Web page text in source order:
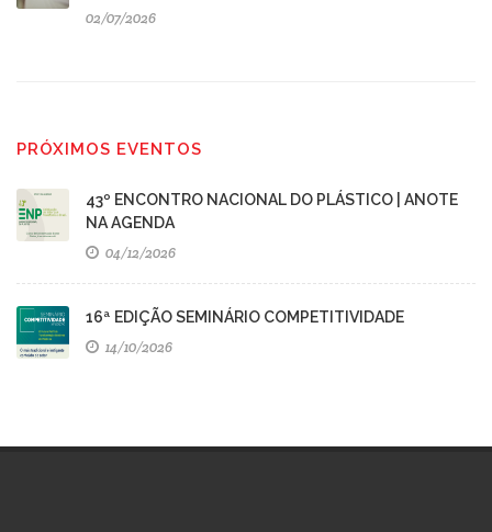
02/07/2026
PRÓXIMOS EVENTOS
43º ENCONTRO NACIONAL DO PLÁSTICO | ANOTE
NA AGENDA
04/12/2026
16ª EDIÇÃO SEMINÁRIO COMPETITIVIDADE
14/10/2026